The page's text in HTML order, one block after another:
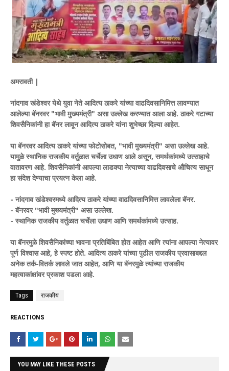
अमरावती |
नांदगाव खंडेश्वर येथे युवा नेते आदित्य ठाकरे यांच्या वाढदिवसानिमित्त लावण्यात
आलेल्या बॅनरवर "भावी मुख्यमंत्री" असा उल्लेख करण्यात आला आहे. ठाकरे गटाच्या
शिवसैनिकांनी हा बॅनर लावून आदित्य ठाकरे यांना शुभेच्छा दिल्या आहेत.
या बॅनरवर आदित्य ठाकरे यांच्या फोटोसोबत, "भावी मुख्यमंत्री" असा उल्लेख आहे.
यामुळे स्थानिक राजकीय वर्तुळात चर्चेला उधाण आले असून, समर्थकांमध्ये उत्साहाचे
वातावरण आहे. शिवसैनिकांनी आपल्या लाडक्या नेत्याच्या वाढदिवसाचे औचित्य साधून
हा संदेश देण्याचा प्रयत्न केला आहे.
- नांदगाव खंडेश्वरमध्ये आदित्य ठाकरे यांच्या वाढदिवसानिमित्त लावलेला बॅनर.
- बॅनरवर "भावी मुख्यमंत्री" असा उल्लेख.
- स्थानिक राजकीय वर्तुळात चर्चेला उधाण आणि समर्थकांमध्ये उत्साह.
या बॅनरमुळे शिवसैनिकांच्या भावना प्रतिबिंबित होत आहेत आणि त्यांना आपल्या नेत्यावर
पूर्ण विश्वास आहे, हे स्पष्ट होते. आदित्य ठाकरे यांच्या पुढील राजकीय प्रवासाबद्दल
अनेक तर्क-वितर्क लावले जात आहेत, आणि या बॅनरमुळे त्यांच्या राजकीय
महत्वाकांक्षांवर प्रकाश पडला आहे.
Tags राजकीय
REACTIONS
YOU MAY LIKE THESE POSTS